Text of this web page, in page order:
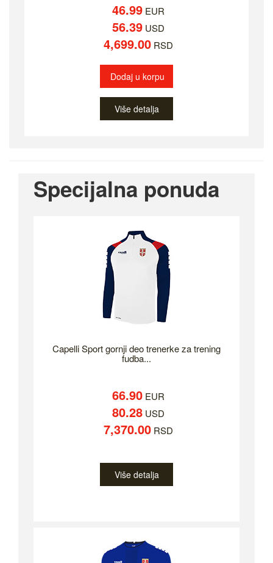
46.99EUR
56.39USD
4,699.00RSD
Dodaj u korpu
Više detalja
Specijalna ponuda
Capelli Sport gornji deo trenerke za trening
fudba...
66.90EUR
80.28USD
7,370.00RSD
Više detalja